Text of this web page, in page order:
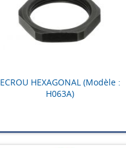
ECROU HEXAGONAL (Modèle :
H063A)